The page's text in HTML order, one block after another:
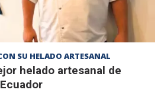
SU HELADO ARTESANAL
helado artesanal de